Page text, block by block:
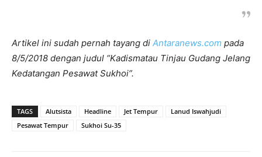
Artikel ini sudah pernah tayang di Antaranews.com pada
8/5/2018 dengan judul “Kadismatau Tinjau Gudang Jelang
Kedatangan Pesawat Sukhoi”.
TAGS Alutsista Headline Jet Tempur
Lanud Iswahjudi
Pesawat Tempur
Sukhoi Su-35